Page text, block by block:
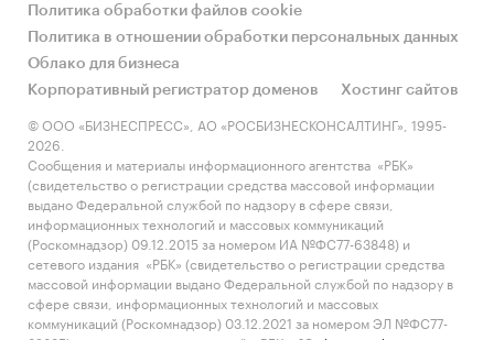
Политика обработки файлов cookie
Политика в отношении обработки персональных данных
Облако для бизнеса
Корпоративный регистратор доменов
Хостинг сайтов
© ООО «БИЗНЕСПРЕСС», АО «РОСБИЗНЕСКОНСАЛТИНГ», 1995-
2026.
Сообщения и материалы информационного агентства «РБК»
(свидетельство о регистрации средства массовой информации
выдано Федеральной службой по надзору в сфере связи,
информационных технологий и массовых коммуникаций
(Роскомнадзор) 09.12.2015 за номером ИА №ФС77-63848) и
сетевого издания «РБК» (свидетельство о регистрации средства
массовой информации выдано Федеральной службой по надзору в
сфере связи, информационных технологий и массовых
коммуникаций (Роскомнадзор) 03.12.2021 за номером ЭЛ №ФС77-